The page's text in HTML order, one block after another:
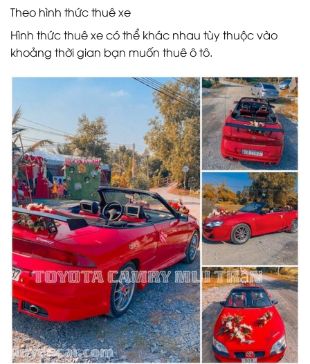
Theo hình thức thuê xe
Hình thức thuê xe có thể khác nhau tùy thuộc vào
khoảng thời gian bạn muốn thuê ô tô.